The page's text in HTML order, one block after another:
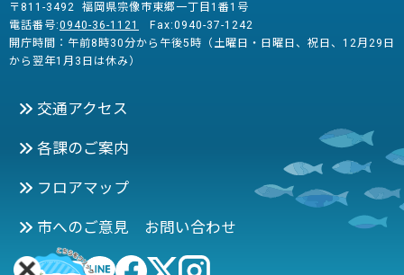
〒811-3492 福岡県宗像市東郷一丁目1番1号
電話番号:0940-36-1121
Fax:0940-37-1242
開庁時間：午前8時30分から午後5時（土曜日・日曜日、祝日、12月29日
から翌年1月3日は休み）
交通アクセス
各課のご案内
フロアマップ
市へのご意見 お問い合わせ